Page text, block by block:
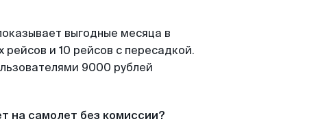
выгодные месяца в
и 10 рейсов с пересадкой.
9000 рублей
на самолет без комиссии?